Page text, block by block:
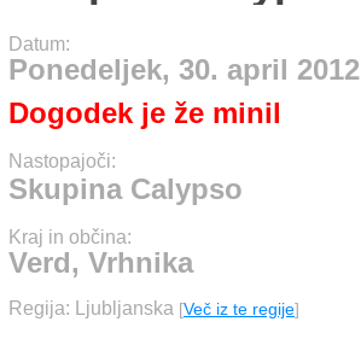
Datum:
Ponedeljek, 30. april 2012
Dogodek je že minil
Nastopajoči:
Skupina Calypso
Kraj in občina:
Verd, Vrhnika
Regija: Ljubljanska [Več iz te regije]